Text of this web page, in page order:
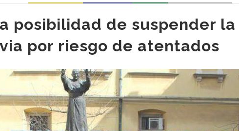
posibilidad de suspender la
por riesgo de atentados